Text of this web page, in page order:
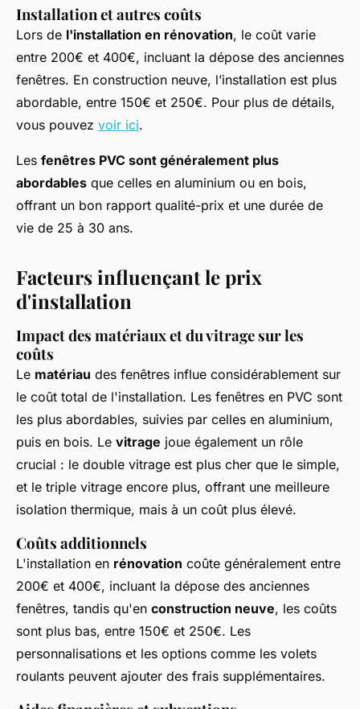
Installation et autres coûts
Lors de l'installation en rénovation, le coût varie
entre 200€ et 400€, incluant la dépose des anciennes
fenêtres. En construction neuve, l’installation est plus
abordable, entre 150€ et 250€. Pour plus de détails,
vous pouvez voir ici.
Les fenêtres PVC sont généralement plus
abordables que celles en aluminium ou en bois,
offrant un bon rapport qualité-prix et une durée de
vie de 25 à 30 ans.
Facteurs influençant le prix
d'installation
Impact des matériaux et du vitrage sur les
coûts
Le matériau des fenêtres influe considérablement sur
le coût total de l'installation. Les fenêtres en PVC sont
les plus abordables, suivies par celles en aluminium,
puis en bois. Le vitrage joue également un rôle
crucial : le double vitrage est plus cher que le simple,
et le triple vitrage encore plus, offrant une meilleure
isolation thermique, mais à un coût plus élevé.
Coûts additionnels
L'installation en rénovation coûte généralement entre
200€ et 400€, incluant la dépose des anciennes
fenêtres, tandis qu'en construction neuve, les coûts
sont plus bas, entre 150€ et 250€. Les
personnalisations et les options comme les volets
roulants peuvent ajouter des frais supplémentaires.